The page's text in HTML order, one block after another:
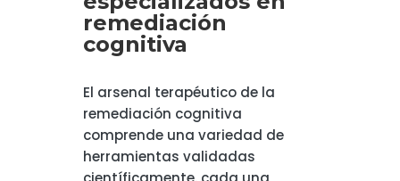
remediación
cognitiva
El arsenal terapéutico de la
remediación cognitiva
comprende una variedad de
herramientas validadas